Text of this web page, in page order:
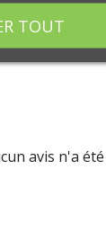
avis n'a
TOUT